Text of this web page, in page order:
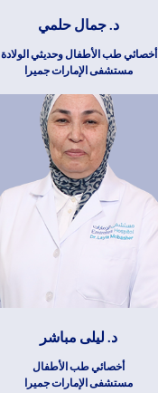
د. جمال حلمي
أخصائي طب الأطفال وحديثي الولادة
مستشفى الإمارات جميرا
د. ليلى مباشر
أخصائي طب الأطفال
مستشفى الإمارات جميرا